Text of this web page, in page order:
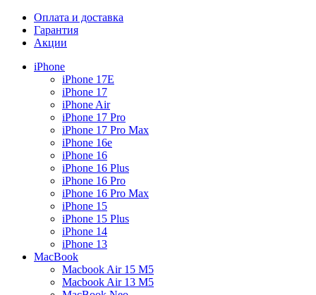
Оплата и доставка
Гарантия
Акции
iPhone
iPhone 17E
iPhone 17
iPhone Air
iPhone 17 Pro
iPhone 17 Pro Max
iPhone 16e
iPhone 16
iPhone 16 Plus
iPhone 16 Pro
iPhone 16 Pro Max
iPhone 15
iPhone 15 Plus
iPhone 14
iPhone 13
MacBook
Macbook Air 15 M5
Macbook Air 13 M5